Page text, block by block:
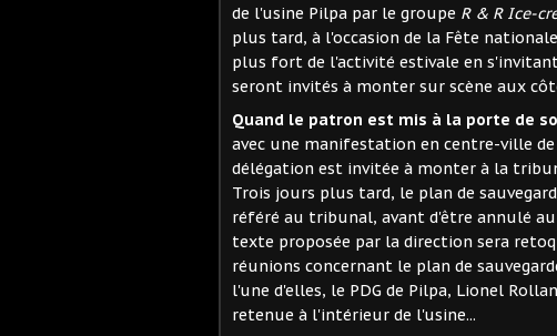
de l'usine Pilpa par le groupe R & R Ice-
plus tard, à l'occasion de la Fête
plus fort de l'activité estivale en
seront invités à monter sur scène aux
Quand le patron est mis à la porte de
avec une manifestation en centre-ville
délégation est invitée à monter à la
Trois jours plus tard, le plan de
référé au tribunal, avant d'être annulé
texte proposée par la direction sera
réunions concernant le plan de
l'une d'elles, le PDG de Pilpa, Lionel
retenue à l'intérieur de l'usine...